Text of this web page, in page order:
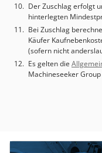
Der Zuschlag erfolgt
hinterlegten
Bei Zuschlag
Käufer
(sofern nicht
Es gelten die
Machineseeker